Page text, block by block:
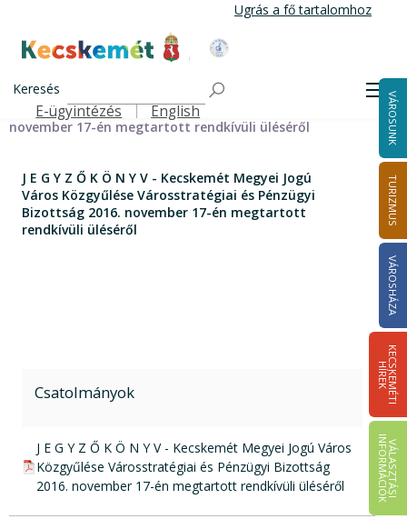
tartalomra
Ugrás a fő tartalomhoz
Kecskemét Város Honlapja
Keresés
Felső navigáció
E-ügyintézés English VÁROSUNK
TURIZMUS
VÁROSHÁZA
K
E
C
S
K
E
M
É
T
I
HÍ
R
E
K
V
Á
L
A
S
Z
T
Á
S
I
IN
F
O
R
M
Á
C
I
Ó
K
J E G Y Z Ő K Ö N Y V - Kecskemét Megyei Jogú Város
Közgyűlése Városstratégiai és Pénzügyi Bizottság 2016.
november 17-én megtartott rendkívüli üléséről
J E G Y Z Ő K Ö N Y V - Kecskemét Megyei Jogú
Város Közgyűlése Városstratégiai és Pénzügyi
Bizottság 2016. november 17-én megtartott
rendkívüli üléséről
Csatolmányok
pdf csatolmány:
J E G Y Z Ő K Ö N Y V - Kecskemét Megyei Jogú Város
Közgyűlése Városstratégiai és Pénzügyi Bizottság
2016. november 17-én megtartott rendkívüli üléséről